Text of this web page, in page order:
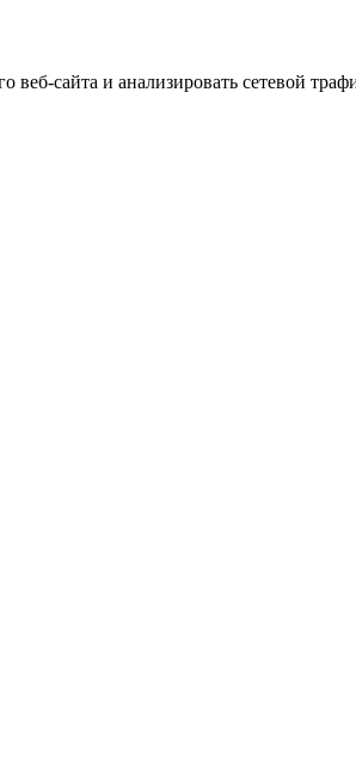
сайта и анализировать сетевой